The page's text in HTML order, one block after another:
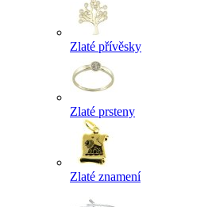
Zlaté přívěsky
Zlaté prsteny
Zlaté znamení